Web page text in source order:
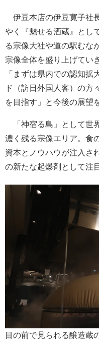
伊豆本店の伊豆寛子社
やく『魅せる酒蔵』とし
る宗像大社や道の駅むな
宗像全体を盛り上げてい
「まずは県内での認知
ド（訪日外国人客）の方
を目指す」と今後の展望
「神宿る島」として世
濃く残る宗像エリア。食
資本とノウハウが注入さ
の新たな起爆剤として注
目の前で見られる醸造蔵